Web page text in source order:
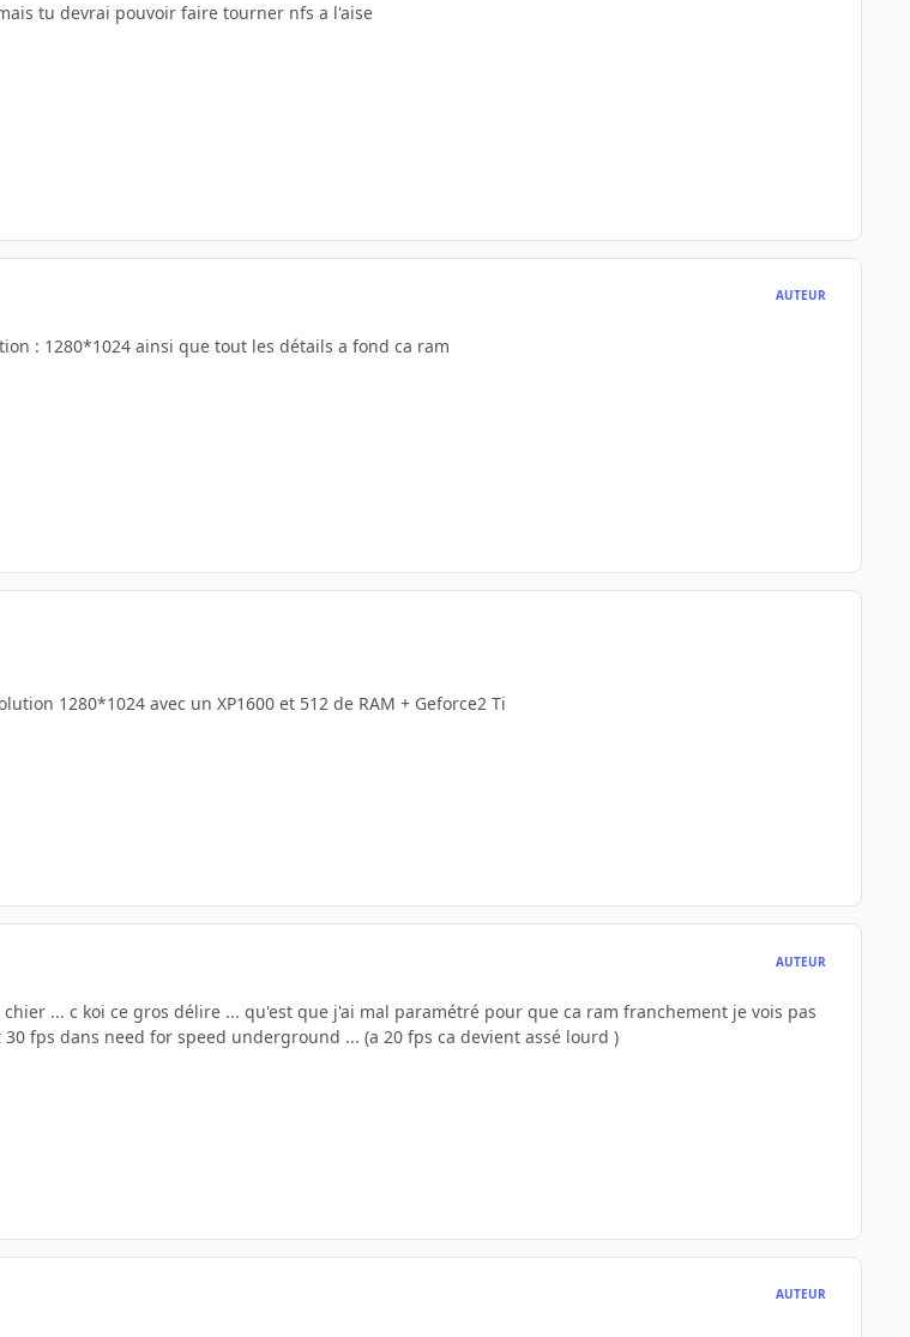
tu devrai pouvoir faire tourner nfs a l'aise
AUTEUR
: 1280*1024 ainsi que tout les détails a fond ca ram
1280*1024 avec un XP1600 et 512 de RAM + Geforce2 Ti
AUTEUR
... c koi ce gros délire ... qu'est que j'ai mal paramétré pour que ca ram franchement je vois pas
fps dans need for speed underground ... (a 20 fps ca devient assé lourd )
AUTEUR